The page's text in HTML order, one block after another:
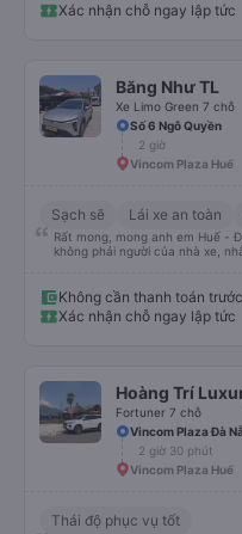
Xác nhận chỗ ngay lập tức
Băng Như TL
Xe Limo Green 7 chỗ
Số 6 Ngô Quyền
2 giờ
Vincom Plaza Huế
Sạch sẽ Lái xe an toàn
Rất mong, mong anh em Huế -
không phải người của nhà xe,
Không cần thanh toán trước
Xác nhận chỗ ngay lập tức
Hoàng Trí
Fortuner 7 chỗ
Vincom Plaza Đà
2 giờ 30 phút
Vincom Plaza Huế
Thái độ phục vụ tốt